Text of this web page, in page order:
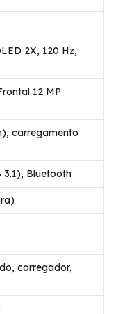
2X, 120 Hz,
12 MP
carregamento
3.1), Bluetooth
carregador,